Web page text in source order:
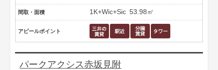
間取・面積 1K+Wic+Sic 53.98㎡
アピールポイント
パークアクシス赤坂見附